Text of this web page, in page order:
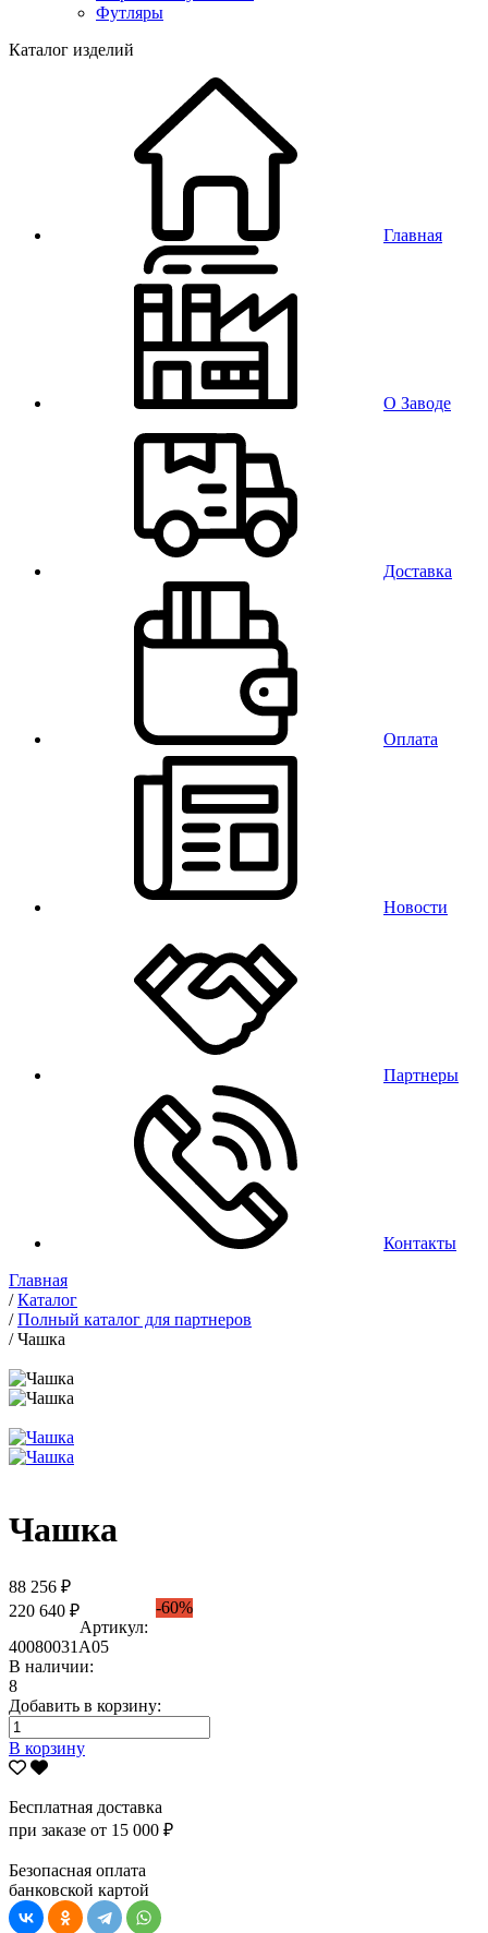
Футляры
Каталог изделий
Главная
О Заводе
Доставка
Оплата
Новости
Партнеры
Контакты
Главная
/Каталог
/Полный каталог для партнеров
/Чашка
Чашка
88 256 ₽
220 640 ₽
-60%
Артикул:
40080031А05
В наличии:
8
Добавить в корзину:
В корзину
Бесплатная доставка
при заказе от 15 000 ₽
Безопасная оплата
банковской картой